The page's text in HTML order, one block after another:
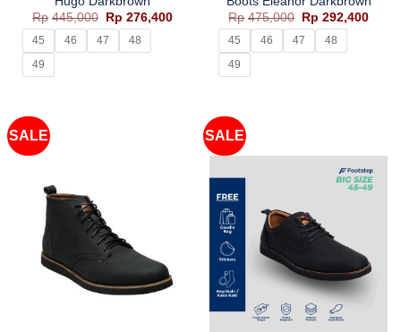
Rp 445,000
Harga
aslinya
adalah:
Rp445,000.
Rp 276,400Harga
Rp276,400.
45 46 47
48
49
Rp 475,000
Harga
aslinya
adalah:
Rp475,000.
Rp 292,400
45 46 47
48
49
SALE SALE